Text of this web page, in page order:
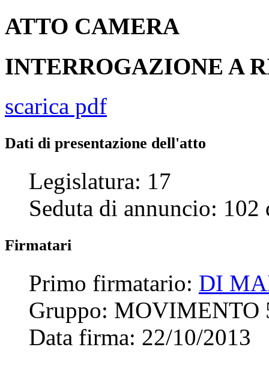
ATTO CAMERA
INTERROGAZIONE A
scarica pdf
Dati di presentazione dell'atto
Legislatura: 17
Seduta di annuncio: 102
Firmatari
Primo firmatario: DI
Gruppo: MOVIMENTO
Data firma: 22/10/2013